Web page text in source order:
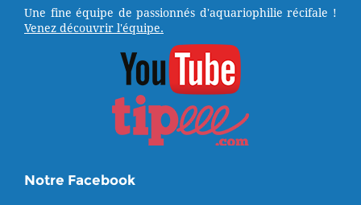
Une fine équipe de passionnés d'aquariophilie récifale !
Venez découvrir l'équipe.
Notre Facebook